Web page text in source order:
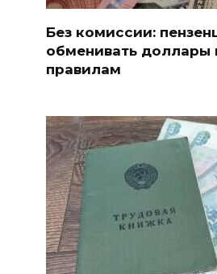
Без комиссии:
обменивать доллары
правилам